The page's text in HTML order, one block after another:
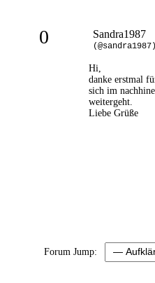
0 Sandra1987
(@sandra1987)
Hi,
danke erstmal
sich im
weitergeht.
Liebe Grüße
Forum Jump: